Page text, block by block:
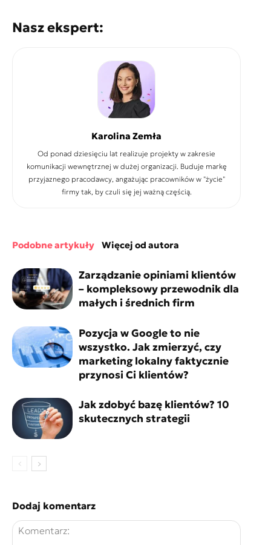
Nasz ekspert:
Karolina Zemła
Od ponad dziesięciu lat realizuje projekty w zakresie
komunikacji wewnętrznej w dużej organizacji. Buduje markę
przyjaznego pracodawcy, angażując pracowników w "życie"
firmy tak, by czuli się jej ważną częścią.
podobne artykuły więcej od autora
Zarządzanie opiniami klientów
– kompleksowy przewodnik dla
małych i średnich firm
Pozycja w Google to nie
wszystko. Jak zmierzyć, czy
marketing lokalny faktycznie
przynosi Ci klientów?
Jak zdobyć bazę klientów? 10
skutecznych strategii
Dodaj komentarz